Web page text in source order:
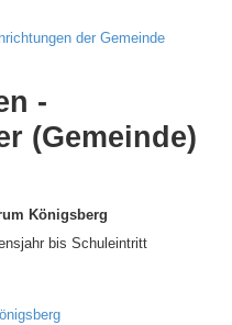
der Gemeinde
-
(Gemeinde)
Königsberg
bis Schuleintritt